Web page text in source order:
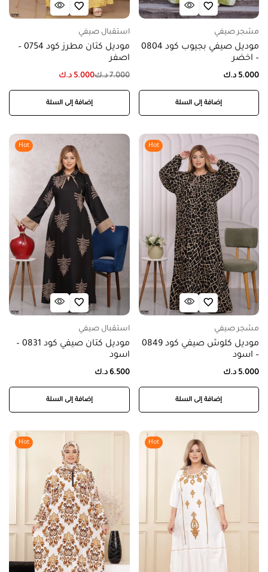
مشجر صيفي
موديل صيفي بجيوب كود 0804
– اخضر
5.000 د.ك
إضافة إلى السلة
استقبال صيفي
موديل كتان مطرز كود 0754 –
اصفر
7.000 د.ك5.000 د.ك
إضافة إلى السلة
Hot
مشجر صيفي
موديل كلوش صيفي كود 0849
– اسود
5.000 د.ك
إضافة إلى السلة
Hot
استقبال صيفي
موديل كتان صيفي كود 0831 –
اسود
6.500 د.ك
إضافة إلى السلة
Hot
Hot